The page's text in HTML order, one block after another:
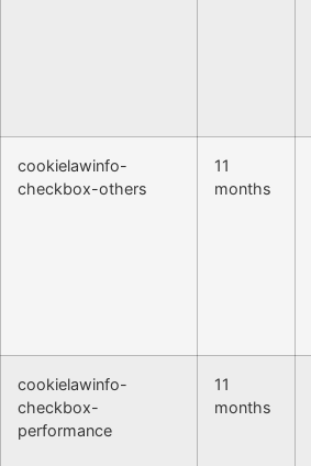
cookielawinfo-
checkbox-others
11
months
cookielawinfo-
checkbox-
performance
11
months